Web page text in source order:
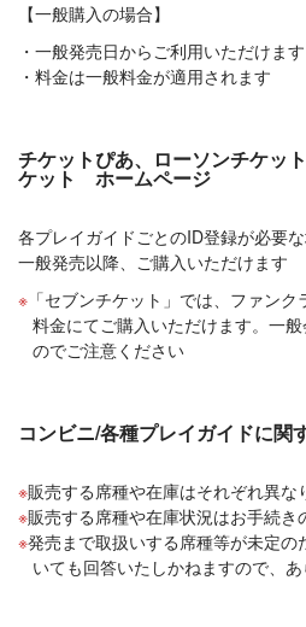
【一般購入の場合】
一般発売日からご利用いただけます
料金は一般料金が適用されます
チケットぴあ、ローソンチケッ
ケット ホームページ
各プレイガイドごとのID登録が必要
一般発売以降、ご購入いただけます
「セブンチケット」では、ファン
料金にてご購入いただけます。一
のでご注意ください
コンビニ/各種プレイガイドに関
販売する席種や在庫はそれぞれ異な
販売する席種や在庫状況はお手続き
発売まで取扱いする席種等が未定
いても回答いたしかねますので、